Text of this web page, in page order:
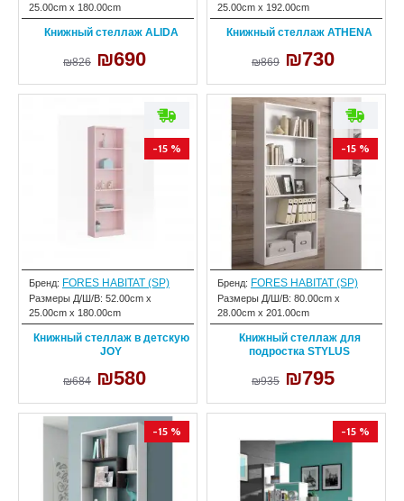
25.00cm x 180.00cm
Книжный стеллаж ALIDA
₪826 ₪690
25.00cm x 192.00cm
Книжный стеллаж ATHENA
₪869 ₪730
-15 %
Бренд: FORES HABITAT (SP)
Размеры Д/Ш/В: 52.00cm x
25.00cm x 180.00cm
Книжный стеллаж в детскую
JOY
₪684 ₪580
-15 %
Бренд: FORES HABITAT (SP)
Размеры Д/Ш/В: 80.00cm x
28.00cm x 201.00cm
Книжный стеллаж для
подростка STYLUS
₪935 ₪795
-15 % -15 %